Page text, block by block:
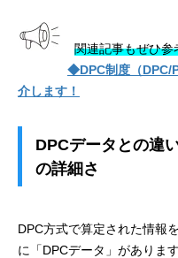
関連記事もぜひ参
◆DPC制度（DPC/
介します！
DPCデータとの違
の詳細さ
DPC方式で算定された情報
に「DPCデータ」があります